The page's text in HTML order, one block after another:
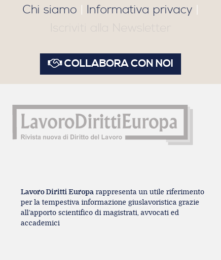
Chi siamo | Informativa privacy|
COLLABORA CON NOI
Lavoro Diritti Europa rappresenta un utile riferimento
per la tempestiva informazione giuslavoristica grazie
all’apporto scientifico di magistrati, avvocati ed
accademici